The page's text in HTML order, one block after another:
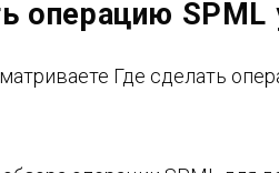
операцию